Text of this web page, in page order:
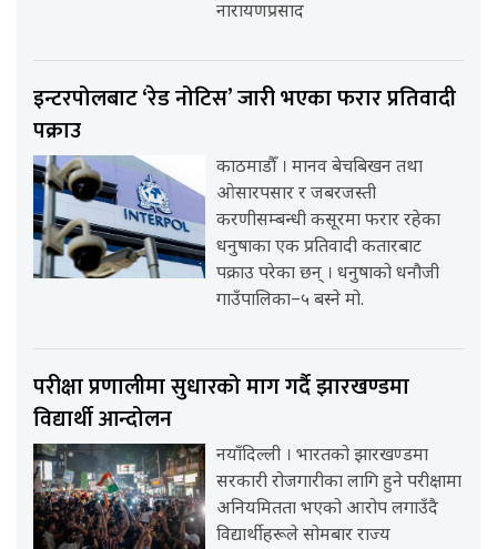
नारायणप्रसाद
इन्टरपोलबाट ‘रेड नोटिस’ जारी भएका फरार प्रतिवादी
पक्राउ
काठमाडौँ । मानव बेचबिखन तथा
ओसारपसार र जबरजस्ती
करणीसम्बन्धी कसूरमा फरार रहेका
धनुषाका एक प्रतिवादी कतारबाट
पक्राउ परेका छन् । धनुषाको धनौजी
गाउँपालिका–५ बस्ने मो.
परीक्षा प्रणालीमा सुधारको माग गर्दै झारखण्डमा
विद्यार्थी आन्दोलन
नयाँदिल्ली । भारतको झारखण्डमा
सरकारी रोजगारीका लागि हुने परीक्षामा
अनियमितता भएको आरोप लगाउँदै
विद्यार्थीहरूले सोमबार राज्य